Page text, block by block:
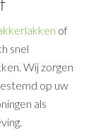
of
snel
Wij zorgen
op uw
als